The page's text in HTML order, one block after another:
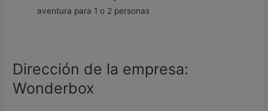
aventura para 1 o 2 personas
Dirección de la empresa:
Wonderbox